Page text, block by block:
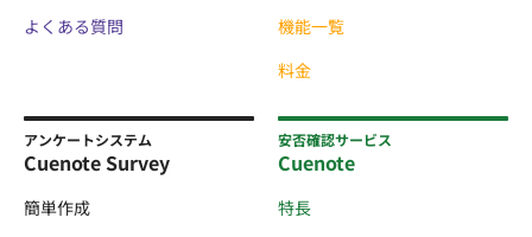
よくある質問
機能一覧
料金
アンケートシステム
Cuenote Survey
簡単作成
安否確認サービス
Cuenote
特長